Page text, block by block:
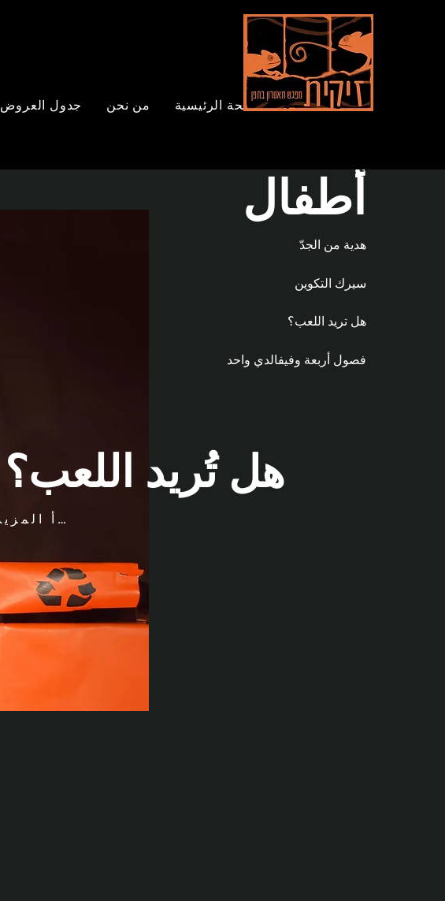
الصفحة الرئيسية من نحن جدول العروض
أطفال
هدية من الجدّ
سيرك التكوين
هل تريد اللعب؟
فصول أربعة وفيفالدي واحد
هل تُريد اللعب؟
اقرأ المزيد